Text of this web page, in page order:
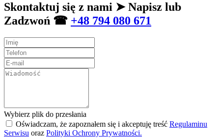
Skontaktuj się z nami ➤ Napisz lub
Zadzwoń ☎ +48 794 080 671
Wybierz plik do przesłania
Oświadczam, że zapoznałem się i akceptuję treść Regulaminu
Serwisu oraz Polityki Ochrony Prywatności.